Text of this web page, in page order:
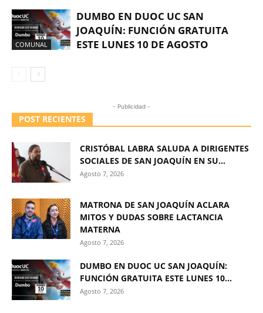
COMUNAL
DUMBO EN DUOC UC SAN
JOAQUÍN: FUNCIÓN GRATUITA
ESTE LUNES 10 DE AGOSTO
- Publicidad -
POST RECIENTES
CRISTÓBAL LABRA SALUDA A DIRIGENTES
SOCIALES DE SAN JOAQUÍN EN SU...
Agosto 7, 2026
MATRONA DE SAN JOAQUÍN ACLARA
MITOS Y DUDAS SOBRE LACTANCIA
MATERNA
Agosto 7, 2026
DUMBO EN DUOC UC SAN JOAQUÍN:
FUNCIÓN GRATUITA ESTE LUNES 10...
Agosto 7, 2026